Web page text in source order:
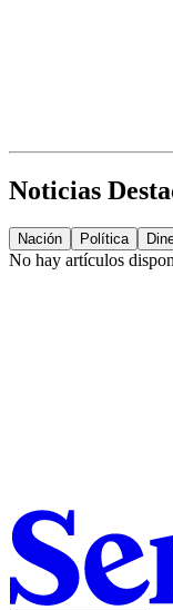
Noticias
Nación Política
No hay artículos